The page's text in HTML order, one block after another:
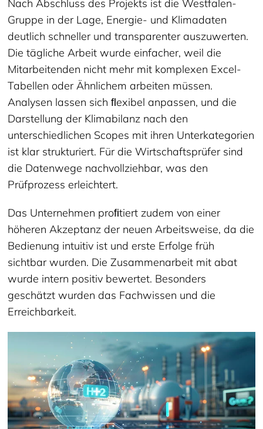
Nach Abschluss des Projekts ist die Westfalen-
Gruppe in der Lage, Energie- und Klimadaten
deutlich schneller und transparenter auszuwerten.
Die tägliche Arbeit wurde einfacher, weil die
Mitarbeitenden nicht mehr mit komplexen Excel-
Tabellen oder Ähnlichem arbeiten müssen.
Analysen lassen sich ﬂexibel anpassen, und die
Darstellung der Klimabilanz nach den
unterschiedlichen Scopes mit ihren Unterkategorien
ist klar strukturiert. Für die Wirtschaftsprüfer sind
die Datenwege nachvollziehbar, was den
Prüfprozess erleichtert.
Das Unternehmen proﬁtiert zudem von einer
höheren Akzeptanz der neuen Arbeitsweise, da die
Bedienung intuitiv ist und erste Erfolge früh
sichtbar wurden. Die Zusammenarbeit mit abat
wurde intern positiv bewertet. Besonders
geschätzt wurden das Fachwissen und die
Erreichbarkeit.